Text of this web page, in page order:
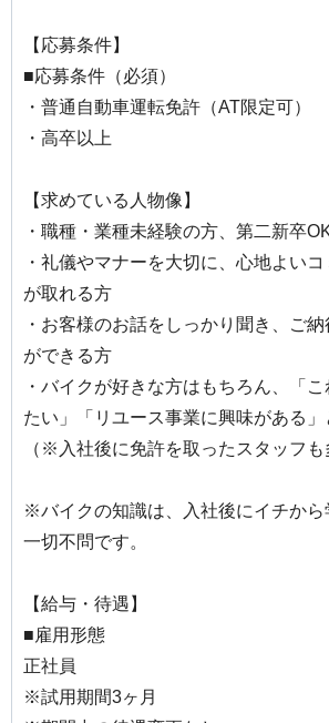
【応募条件】
■応募条件（必須）
・普通自動車運転免許（AT限定可）
・高卒以上
【求めている人物像】
・職種・業種未経験の方、第二新卒OK
・礼儀やマナーを大切に、心地よい
が取れる方
・お客様のお話をしっかり聞き、ご
ができる方
・バイクが好きな方はもちろん、「
たい」「リユース事業に興味がある
（※入社後に免許を取ったスタッフも
※バイクの知識は、入社後にイチから
一切不問です。
【給与・待遇】
■雇用形態
正社員
※試用期間3ヶ月